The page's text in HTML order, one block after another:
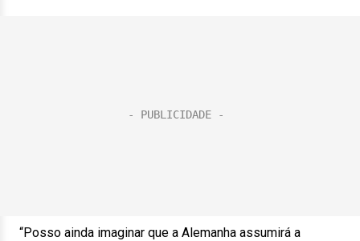
“Posso ainda imaginar que a Alemanha assumirá a